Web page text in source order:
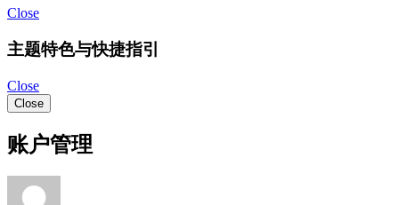
Close
主题特色与快捷指引
Close
Close
账户管理